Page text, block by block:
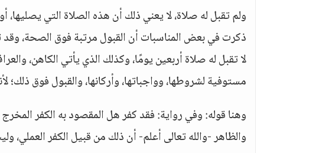
ولم تقبل له صلاة، لا يعني ذلك أن هذه الصلاة التي يصليها،
ذكرت في بعض المناسبات أن القبول مرتبة فوق الصحة، وقد
لا تقبل له صلاة أربعين يومًا، وكذلك الذي يأتي الكاهن،
مستوفية لشروطها، وواجباتها، وأركانها، والقبول فوق ذلك؛
وهنا قوله: وفي رواية: فقد كفر هل المقصود به الكفر
والظاهر -والله تعالى أعلم- أن ذلك من قبيل الكفر العملي،